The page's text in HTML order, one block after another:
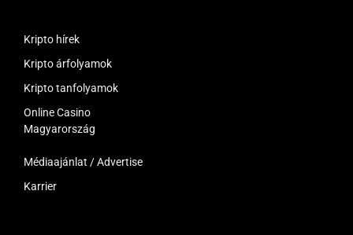
Kripto hírek
Kripto árfolyamok
Kripto tanfolyamok
Online Casino
Magyarország
Médiaajánlat / Advertise
Karrier